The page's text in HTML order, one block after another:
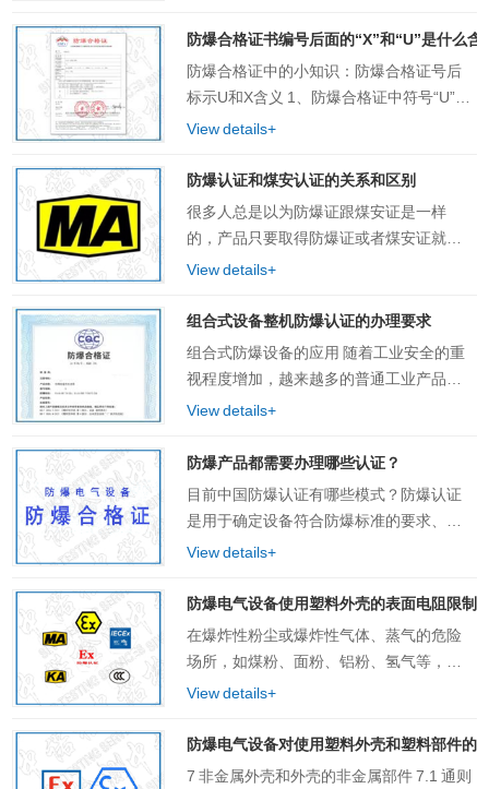
本都要求产品采取适合的防爆保护型式和
措施，通过国家防爆……
防爆合格证书编号后面的“X”和“U”是什么含
防爆合格证中的小知识：防爆合格证号后
标示U和X含义 1、防爆合格证中符号“U”的
表示 用来表示Ex元件的符号。所谓Ex元件
分，不能够单独使用，只能与……
View details+
防爆认证和煤安认证的关系和区别
很多人总是以为防爆证跟煤安证是一样
的，产品只要取得防爆证或者煤安证就可
以用于任何爆炸性危险场所。其实这是很
不同点呢? 1、发证机构不一样 防爆证，即
防爆……
View details+
组合式设备整机防爆认证的办理要求
组合式防爆设备的应用 随着工业安全的重
视程度增加，越来越多的普通工业产品向
防爆产品改进。普通产品达到防爆标准必
式的成套设备也是一样，一般要求产品的
各组成部件只……
View details+
防爆产品都需要办理哪些认证？
目前中国防爆认证有哪些模式？防爆认证
是用于确定设备符合防爆标准的要求、型
式试验和适应的例行试验并发放相关合格
件。国家防爆标准GB/T 3836里指出了，制
造商按照……
View details+
防爆电气设备使用塑料外壳的表面电阻限制
在爆炸性粉尘或爆炸性气体、蒸气的危险
场所，如煤粉、面粉、铝粉、氢气等，静
电可能引发火灾或爆炸，危险性极大。所
材料，当选择电气绝缘材料时,宜考虑保持
最小绝缘电阻,以防……
View details+
防爆电气设备对使用塑料外壳和塑料部件的
7 非金属外壳和外壳的非金属部件 7.1 通则